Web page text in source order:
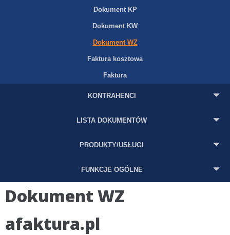
Dokument KP
Dokument KW
Dokument WZ
Faktura kosztowa
Faktura
KONTRAHENCI
LISTA DOKUMENTÓW
PRODUKTY/USŁUGI
FUNKCJE OGÓLNE
Dokument WZ
afaktura.pl